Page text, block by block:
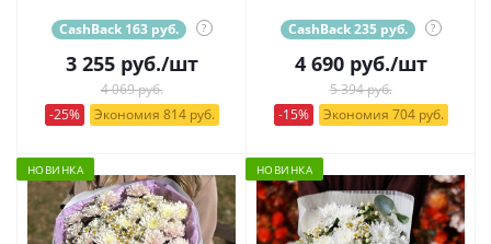
CashBack 163 руб. ?
3 255руб./шт
4 069 руб.
-25%
Экономия 814 руб.
CashBack 235 руб. ?
4 690руб./шт
5 394 руб.
-15%
Экономия 704 руб.
НОВИНКА НОВИНКА